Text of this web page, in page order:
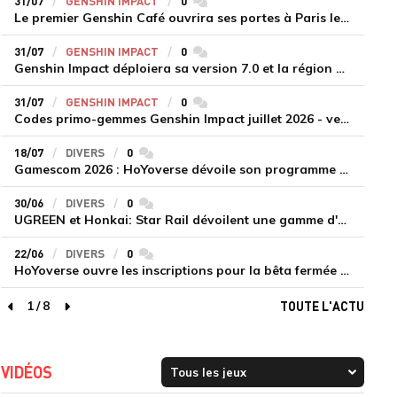
Le premier Genshin Café ouvrira ses portes à Paris le 14 août
31/07 GENSHIN IMPACT 0commentaires
Genshin Impact déploiera sa version 7.0 et la région de Snezhnaya le 12 août
31/07 GENSHIN IMPACT 0commentaires
Codes primo-gemmes Genshin Impact juillet 2026 - version 7.0
18/07 DIVERS 0commentaires
Gamescom 2026 : HoYoverse dévoile son programme et présente deux nouveaux jeux inédits
30/06 DIVERS 0commentaires
UGREEN et Honkai: Star Rail dévoilent une gamme d'accessoires de recharge en édition limitée
22/06 DIVERS 0commentaires
HoYoverse ouvre les inscriptions pour la bêta fermée de Honkai : Nexus Anima
page précédente
1/8
page suivante
TOUTE L'ACTU
VIDÉOS